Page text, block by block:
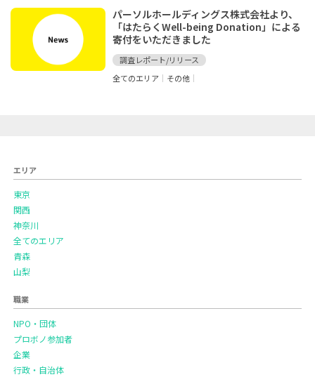
パーソルホールディングス株式会社より、
「はたらくWell-being Donation」による
寄付をいただきました
調査レポート/リリース
全てのエリア
その他
エリア
東京
関西
神奈川
全てのエリア
青森
山梨
職業
NPO・団体
プロボノ参加者
企業
行政・自治体